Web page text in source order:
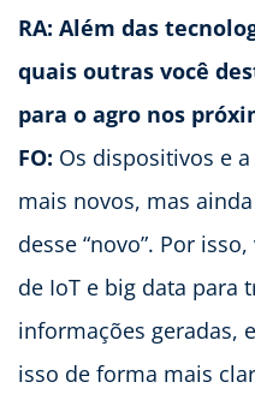
RA: Além das
quais outras você
para o agro nos
FO: Os dispositivos e
mais novos, mas
desse “novo”. Por
de IoT e big data para
informações geradas,
isso de forma mais